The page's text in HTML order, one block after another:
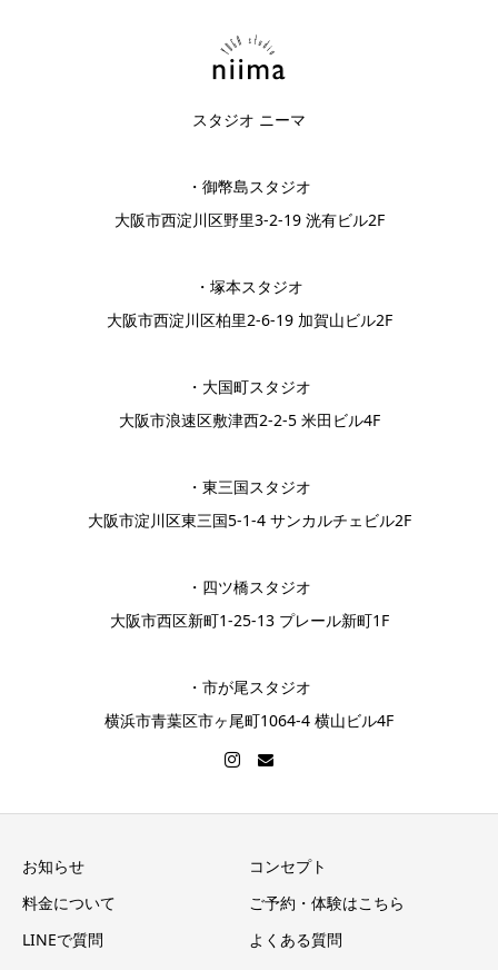
スタジオ ニーマ
・御幣島スタジオ
大阪市西淀川区野里3-2-19 洸有ビル2F
・塚本スタジオ
大阪市西淀川区柏里2-6-19 加賀山ビル2F
・大国町スタジオ
大阪市浪速区敷津西2-2-5 米田ビル4F
・東三国スタジオ
大阪市淀川区東三国5-1-4 サンカルチェビル2F
・四ツ橋スタジオ
大阪市西区新町1-25-13 プレール新町1F
・市が尾スタジオ
横浜市青葉区市ヶ尾町1064-4 横山ビル4F
お知らせ
コンセプト
料金について
ご予約・体験はこちら
LINEで質問
よくある質問